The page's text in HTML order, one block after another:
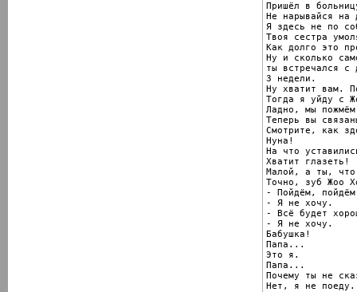
Пришёл в
Не нарывайся на
Я здесь не по
Твоя сестра
Как долго это
Ну и сколько
ты встречался с
3 недели.
Ну хватит вам.
Тогда я уйду с
Ладно, мы
Теперь вы
Смотрите, как
Нуна!
На что
Хватит глазеть!
Малой, а ты, что
Точно, зуб Жоо
- Пойдём,
- Я не хочу.
- Всё будет
- Я не хочу.
Бабушка!
Папа...
Это я.
Папа...
Почему ты не
Нет, я не поеду.